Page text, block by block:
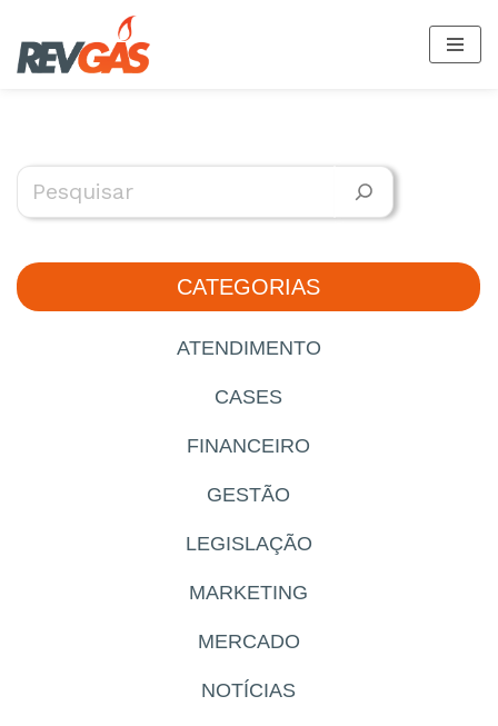
Pular
CATEGORIAS
ATENDIMENTO
CASES
FINANCEIRO
GESTÃO
LEGISLAÇÃO
MARKETING
MERCADO
NOTÍCIAS